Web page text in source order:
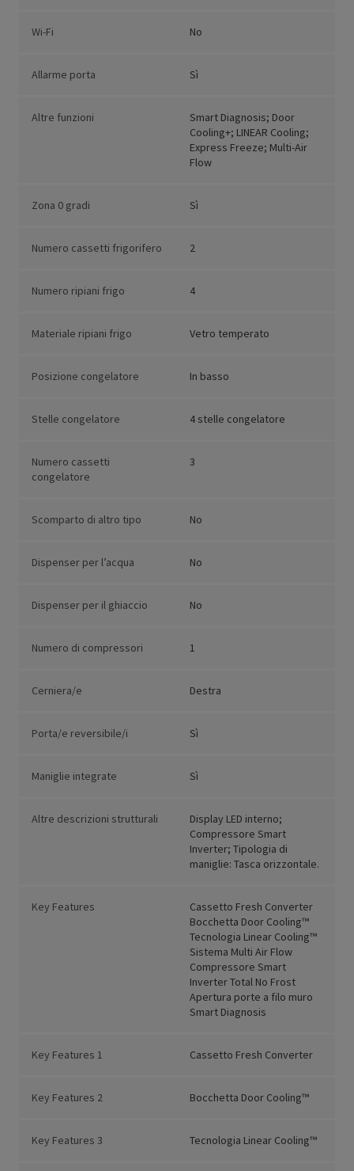
Wi-Fi No
Allarme porta Sì
Altre funzioni
Smart Diagnosis; Door
Cooling+; LINEAR Cooling;
Express Freeze; Multi-Air
Flow
Zona 0 gradi Sì
Numero cassetti frigorifero 2
Numero ripiani frigo 4
Materiale ripiani frigo Vetro temperato
Posizione congelatore In basso
Stelle congelatore 4 stelle congelatore
Numero cassetti
congelatore
3
Scomparto di altro tipo No
Dispenser per l’acqua No
Dispenser per il ghiaccio No
Numero di compressori 1
Cerniera/e Destra
Porta/e reversibile/i Sì
Maniglie integrate Sì
Altre descrizioni strutturali
Display LED interno;
Compressore Smart
Inverter; Tipologia di
maniglie: Tasca orizzontale.
Key Features
Cassetto Fresh Converter
Bocchetta Door Cooling™
Tecnologia Linear Cooling™
Sistema Multi Air Flow
Compressore Smart
Inverter Total No Frost
Apertura porte a filo muro
Smart Diagnosis
Key Features 1 Cassetto Fresh Converter
Key Features 2 Bocchetta Door Cooling™
Key Features 3 Tecnologia Linear Cooling™